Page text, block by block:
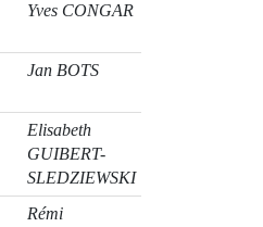
Yves CONGAR
Jan BOTS
Elisabeth
GUIBERT-
SLEDZIEWSKI
Rémi